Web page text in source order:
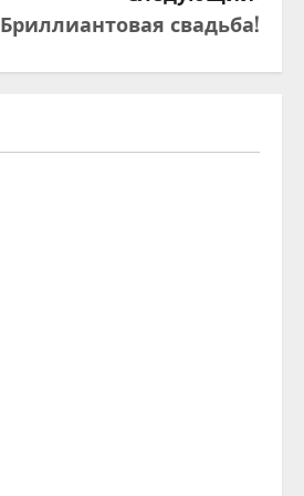
Бриллиантовая свадьба!